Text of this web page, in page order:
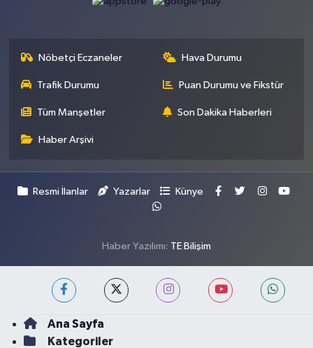
Nöbetçi Eczaneler Hava Durumu
Trafik Durumu Puan Durumu ve Fikstür
Tüm Manşetler Son Dakika Haberleri
Haber Arşivi
Resmi İlanlar Yazarlar Künye
Haber Yazılımı: TE Bilişim
Ana Sayfa
Kategoriler